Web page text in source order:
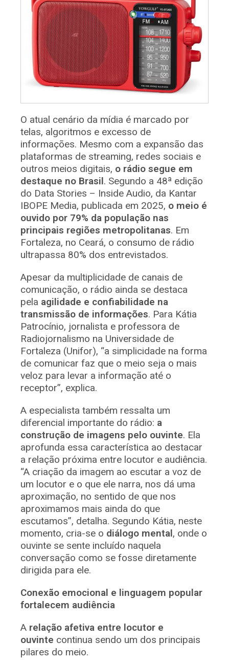
O atual cenário da mídia é marcado por
telas, algoritmos e excesso de
informações. Mesmo com a expansão das
plataformas de streaming, redes sociais e
outros meios digitais, o rádio segue em
destaque no Brasil. Segundo a 48ª edição
do Data Stories – Inside Audio, da Kantar
IBOPE Media, publicada em 2025, o meio é
ouvido por 79% da população nas
principais regiões metropolitanas. Em
Fortaleza, no Ceará, o consumo de rádio
ultrapassa 80% dos entrevistados.
Apesar da multiplicidade de canais de
comunicação, o rádio ainda se destaca
pela agilidade e confiabilidade na
transmissão de informações. Para Kátia
Patrocínio, jornalista e professora de
Radiojornalismo na Universidade de
Fortaleza (Unifor), “a simplicidade na forma
de comunicar faz que o meio seja o mais
veloz para levar a informação até o
receptor”, explica.
A especialista também ressalta um
diferencial importante do rádio: a
construção de imagens pelo ouvinte. Ela
aprofunda essa característica ao destacar
a relação próxima entre locutor e audiência.
“A criação da imagem ao escutar a voz de
um locutor e o que ele narra, nos dá uma
aproximação, no sentido de que nos
aproximamos mais ainda do que
escutamos”, detalha. Segundo Kátia, neste
momento, cria-se o diálogo mental, onde o
ouvinte se sente incluído naquela
conversação como se fosse diretamente
dirigida para ele.
Conexão emocional e linguagem popular
fortalecem audiência
A relação afetiva entre locutor e
ouvinte continua sendo um dos principais
pilares do meio.